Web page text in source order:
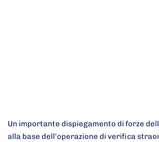
Un importante dispiegamento di forze
alla base dell’operazione di verifica